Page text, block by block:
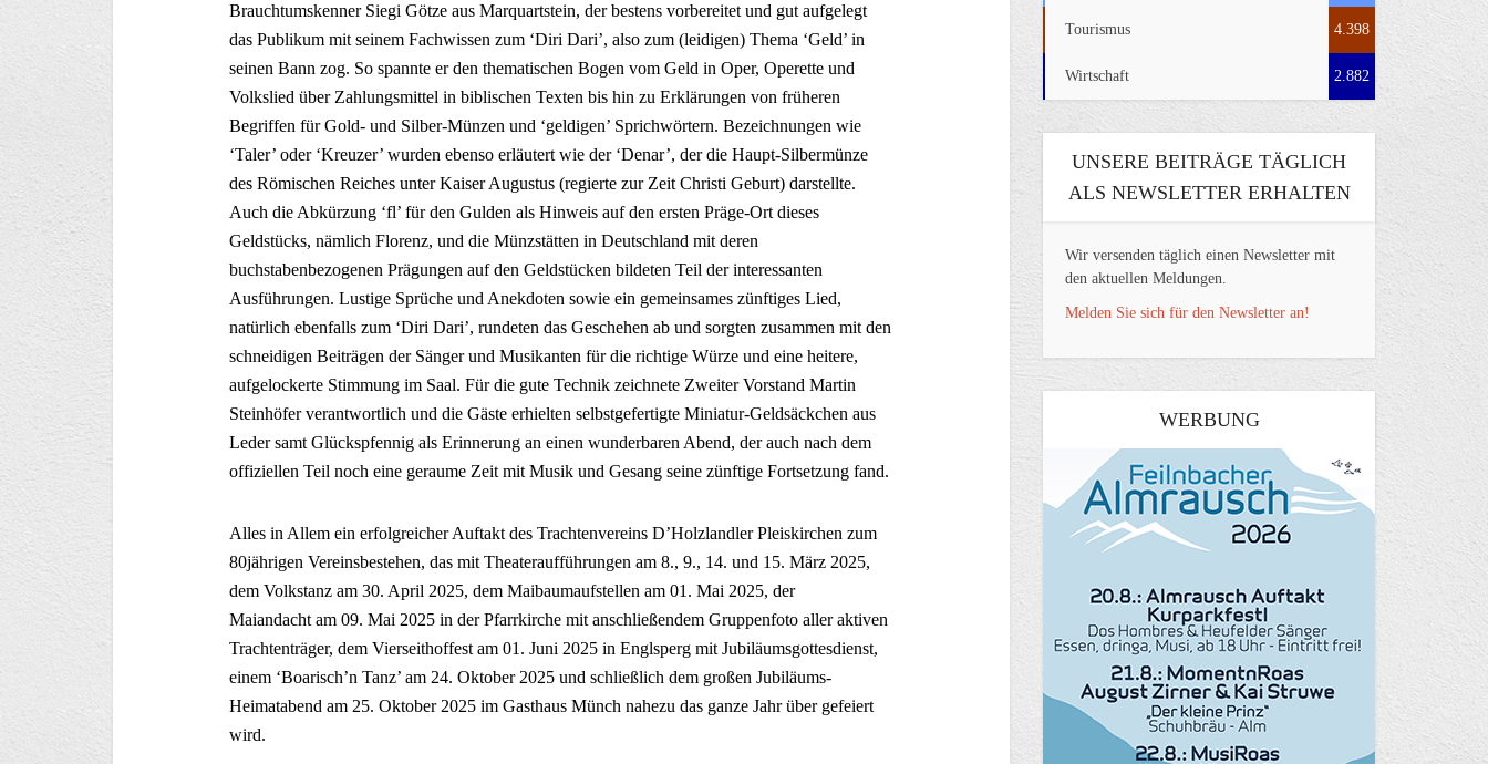
Brauchtumskenner Siegi Götze aus Marquartstein, der bestens vorbereitet und gut aufgelegt
das Publikum mit seinem Fachwissen zum ‘Diri Dari’, also zum (leidigen) Thema ‘Geld’ in
seinen Bann zog. So spannte er den thematischen Bogen vom Geld in Oper, Operette und
Volkslied über Zahlungsmittel in biblischen Texten bis hin zu Erklärungen von früheren
Begriffen für Gold- und Silber-Münzen und ‘geldigen’ Sprichwörtern. Bezeichnungen wie
‘Taler’ oder ‘Kreuzer’ wurden ebenso erläutert wie der ‘Denar’, der die Haupt-Silbermünze
des Römischen Reiches unter Kaiser Augustus (regierte zur Zeit Christi Geburt) darstellte.
Auch die Abkürzung ‘fl’ für den Gulden als Hinweis auf den ersten Präge-Ort dieses
Geldstücks, nämlich Florenz, und die Münzstätten in Deutschland mit deren
buchstabenbezogenen Prägungen auf den Geldstücken bildeten Teil der interessanten
Ausführungen. Lustige Sprüche und Anekdoten sowie ein gemeinsames zünftiges Lied,
natürlich ebenfalls zum ‘Diri Dari’, rundeten das Geschehen ab und sorgten zusammen mit den
schneidigen Beiträgen der Sänger und Musikanten für die richtige Würze und eine heitere,
aufgelockerte Stimmung im Saal. Für die gute Technik zeichnete Zweiter Vorstand Martin
Steinhöfer verantwortlich und die Gäste erhielten selbstgefertigte Miniatur-Geldsäckchen aus
Leder samt Glückspfennig als Erinnerung an einen wunderbaren Abend, der auch nach dem
offiziellen Teil noch eine geraume Zeit mit Musik und Gesang seine zünftige Fortsetzung fand.
Alles in Allem ein erfolgreicher Auftakt des Trachtenvereins D’Holzlandler Pleiskirchen zum
80jährigen Vereinsbestehen, das mit Theateraufführungen am 8., 9., 14. und 15. März 2025,
dem Volkstanz am 30. April 2025, dem Maibaumaufstellen am 01. Mai 2025, der
Maiandacht am 09. Mai 2025 in der Pfarrkirche mit anschließendem Gruppenfoto aller aktiven
Trachtenträger, dem Vierseithoffest am 01. Juni 2025 in Englsperg mit Jubiläumsgottesdienst,
einem ‘Boarisch’n Tanz’ am 24. Oktober 2025 und schließlich dem großen Jubiläums-
Heimatabend am 25. Oktober 2025 im Gasthaus Münch nahezu das ganze Jahr über gefeiert
wird.
Tourismus 4.398
Wirtschaft 2.882
UNSERE BEITRÄGE TÄGLICH
ALS NEWSLETTER ERHALTEN
Wir versenden täglich einen Newsletter mit
den aktuellen Meldungen.
Melden Sie sich für den Newsletter an!
WERBUNG